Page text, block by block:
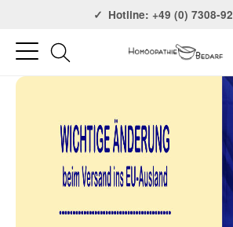
Versandkostenfrei ab 75€Hotline: +49 (0) 7308-